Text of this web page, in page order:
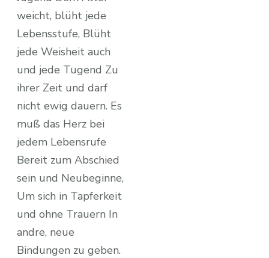
weicht, blüht jede
Lebensstufe, Blüht
jede Weisheit auch
und jede Tugend Zu
ihrer Zeit und darf
nicht ewig dauern. Es
muß das Herz bei
jedem Lebensrufe
Bereit zum Abschied
sein und Neubeginne,
Um sich in Tapferkeit
und ohne Trauern In
andre, neue
Bindungen zu geben.